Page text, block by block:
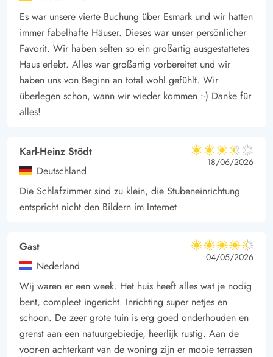
zum Spielen und Entspannen. Die Kinder können sich auf der
Schaukel oder im Sandkasten austoben während ihr die Ruhe
und die natürliche Umgebung genießt.
Vielfältige Umgebung von Jegum Ferieland erleben
Die Umgebung des Ferienhauses lädt zu entspannte
Spaziergänge oder Radtouren auf zahlreichen Wander und
Radwegen ein.
Stränden, welche ideal für verschiedenste Freizeitaktivitäten
geeignet ist. Von Sonnenbaden und Sandburgen bauen bis hin
zu Strandspaziergängen, bei denen man die frische
Meeresbrise genießen kann. Nur 100 m vom Ferienhaus
es, alltägliche Einkäufe bequem und schnell zu erledigen.
Es war unsere vierte Buchung über Esmark und wir hatten
immer fabelhafte Häuser. Dieses war unser persönlicher
Favorit. Wir haben selten so ein großartig ausgestattetes
Haus erlebt. Alles war großartig vorbereitet und wir
haben uns von Beginn an total wohl gefühlt. Wir
überlegen schon, wann wir wieder kommen :-) Danke für
alles!
Karl-Heinz Stödt
Deutschland
3.5 von 5
3.5 von 5
3.5 out of 5
18/06/2026
Die Schlafzimmer sind zu klein, die Stubeneinrichtung
entspricht nicht den Bildern im Internet
Gast
Nederland
4.5 von 5
4.5 von 5
4.5 out of 5
04/05/2026
Wij waren er een week. Het huis heeft alles wat je nodig
bent, compleet ingericht. Inrichting super netjes en
schoon. De zeer grote tuin is erg goed onderhouden en
grenst aan een natuurgebiedje, heerlijk rustig. Aan de
voor-en achterkant van de woning zijn er mooie terrassen